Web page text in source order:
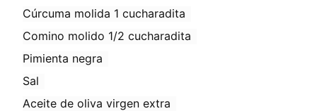
Cúrcuma molida 1 cucharadita
Comino molido 1/2 cucharadita
Pimienta negra
Sal
Aceite de oliva virgen extra